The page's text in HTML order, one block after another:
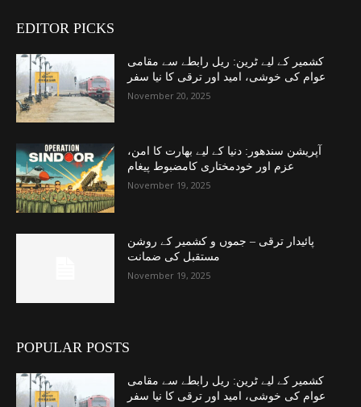
EDITOR PICKS
کشمیر کے لیے ٹرین: ریل رابطے سے مقامی
عوام کی خوشی، امید اور ترقی کا نیا سفر
November 20, 2025
آپریشن سندھور: دنیا کے لیے بھارت کا امن،
عزم اور خودمختاری کامضبوط پیغام
November 19, 2025
پائیدار ترقی – جموں و کشمیر کے روشن
مستقبل کی ضمانت
November 19, 2025
POPULAR POSTS
کشمیر کے لیے ٹرین: ریل رابطے سے مقامی
عوام کی خوشی، امید اور ترقی کا نیا سفر